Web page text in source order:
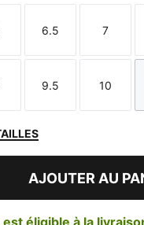
Taille
6.5
Taille
7
Taille
9.5
Taille
10
liste de souhaits
AJOUTER AU
éligible à la